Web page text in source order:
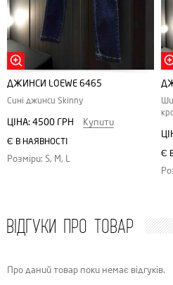
ДЖИНСИ LOEWE 6465
Сині джинси Skinny
ЦІНА: 4500 ГРН Купити
Є В НАЯВНОСТІ
Розміри: S, M, L Є
ВІДГУКИ ПРО ТОВАР
Про даний товар поки немає відгуків.